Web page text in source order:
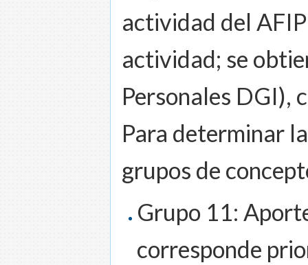
actividad del
actividad; se
Personales DGI),
Para determinar
grupos de
Grupo 11:
corresponde